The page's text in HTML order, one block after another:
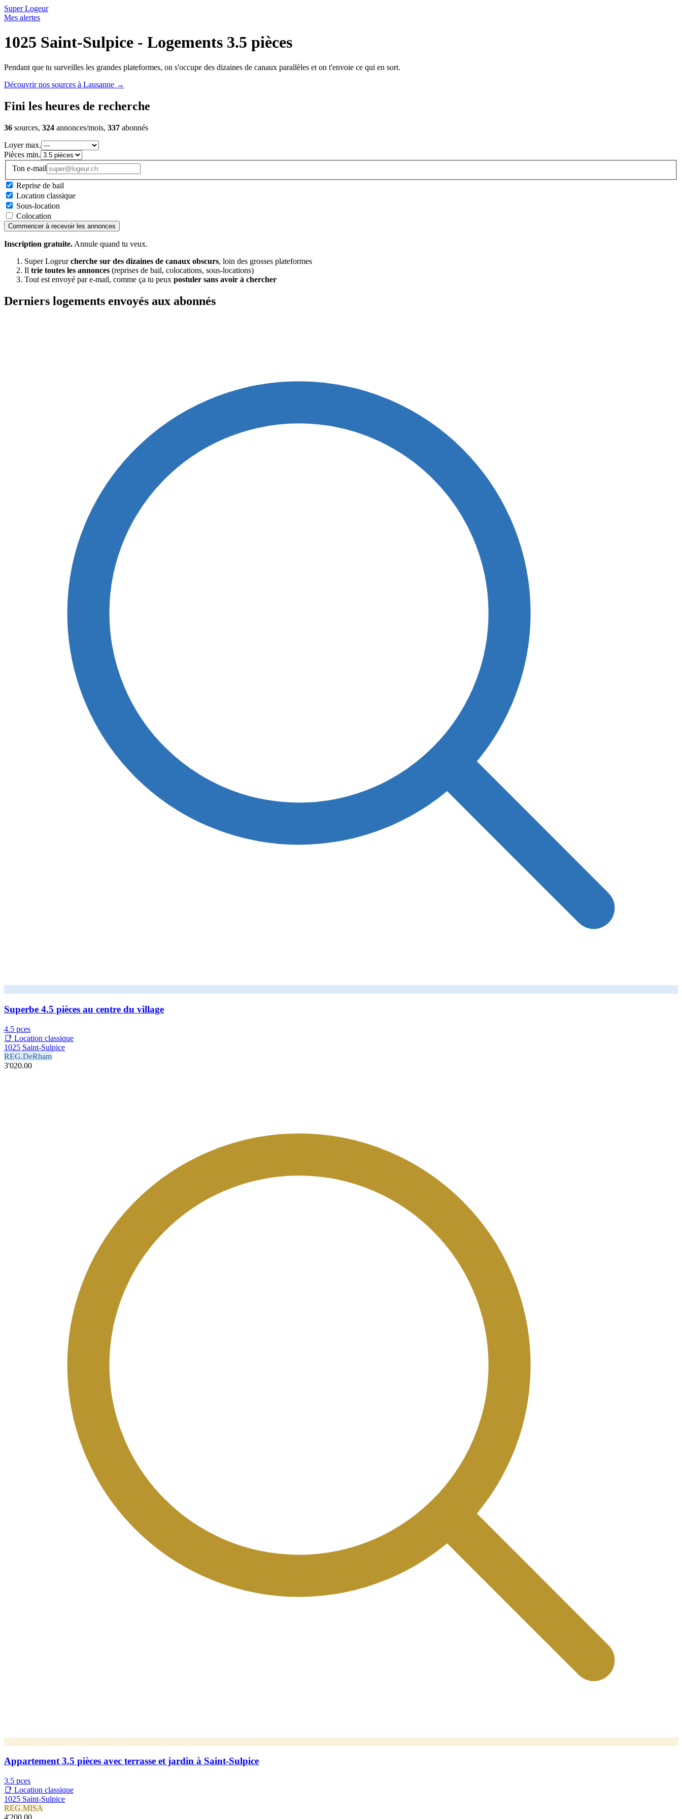
Super Logeur
Mes alertes
1025 Saint-Sulpice - Logements 3.5 pièces
Pendant que tu surveilles les grandes plateformes, on s'occupe des dizaines de canaux parallèles et on t'envoie ce qui en sort.
Découvrir nos sources à Lausanne →
Fini les heures de recherche
36 sources, 324 annonces/mois, 337 abonnés
Loyer max.
Pièces min.
Ton e-mail
Reprise de bail
Location classique
Sous-location
Colocation
Commencer à recevoir les annonces
Inscription gratuite. Annule quand tu veux.
Super Logeurcherche sur des dizaines de canaux obscurs, loin des grosses plateformes
Il trie toutes les annonces (reprises de bail, colocations, sous-locations)
Tout est envoyé par e-mail, comme ça tu peux postuler sans avoir à chercher
Derniers logements envoyés aux abonnés
Superbe 4.5 pièces au centre du village
4.5 pces
📑 Location classique
1025 Saint-Sulpice
REG.DeRham
3'020.00
Appartement 3.5 pièces avec terrasse et jardin à Saint-Sulpice
3.5 pces
📑 Location classique
1025 Saint-Sulpice
REG.MISA
4'200.00